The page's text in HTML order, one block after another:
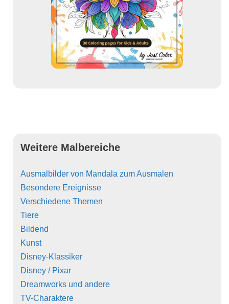
Weitere Malbereiche
Ausmalbilder von Mandala zum Ausmalen
Besondere Ereignisse
Verschiedene Themen
Tiere
Bildend
Kunst
Disney-Klassiker
Disney / Pixar
Dreamworks und andere
TV-Charaktere